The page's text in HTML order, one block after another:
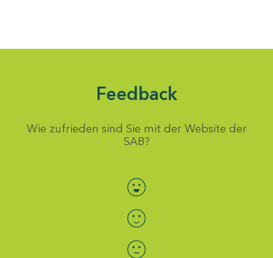
Feedback
Wie zufrieden sind Sie mit der Website der
SAB?
Bewertung auswählen